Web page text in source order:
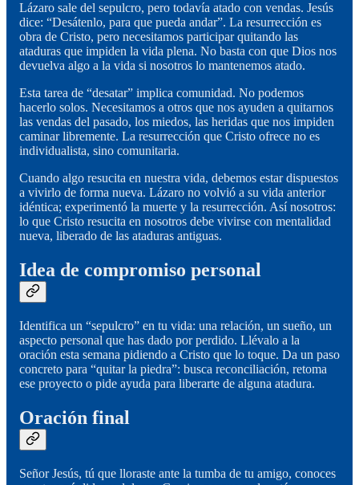
Lázaro sale del sepulcro, pero todavía atado con vendas. Jesús
dice: “Desátenlo, para que pueda andar”. La resurrección es
obra de Cristo, pero necesitamos participar quitando las
ataduras que impiden la vida plena. No basta con que Dios nos
devuelva algo a la vida si nosotros lo mantenemos atado.
Esta tarea de “desatar” implica comunidad. No podemos
hacerlo solos. Necesitamos a otros que nos ayuden a quitarnos
las vendas del pasado, los miedos, las heridas que nos impiden
caminar libremente. La resurrección que Cristo ofrece no es
individualista, sino comunitaria.
Cuando algo resucita en nuestra vida, debemos estar dispuestos
a vivirlo de forma nueva. Lázaro no volvió a su vida anterior
idéntica; experimentó la muerte y la resurrección. Así nosotros:
lo que Cristo resucita en nosotros debe vivirse con mentalidad
nueva, liberado de las ataduras antiguas.
Idea de compromiso personal
Identifica un “sepulcro” en tu vida: una relación, un sueño, un
aspecto personal que has dado por perdido. Llévalo a la
oración esta semana pidiendo a Cristo que lo toque. Da un paso
concreto para “quitar la piedra”: busca reconciliación, retoma
ese proyecto o pide ayuda para liberarte de alguna atadura.
Oración final
Señor Jesús, tú que lloraste ante la tumba de tu amigo, conoces